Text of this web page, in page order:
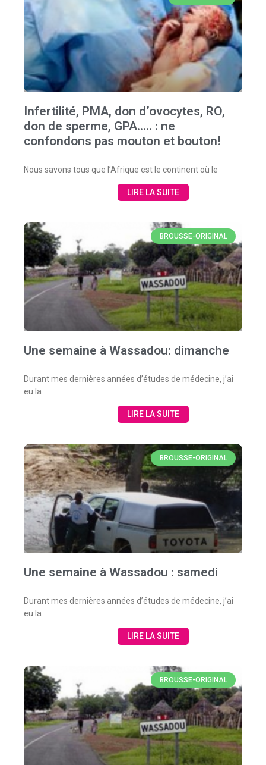
Infertilité, PMA, don d’ovocytes, RO,
don de sperme, GPA….. : ne
confondons pas mouton et bouton!
Nous savons tous que l’Afrique est le continent où le
LIRE LA SUITE
BROUSSE-ORIGINAL
Une semaine à Wassadou: dimanche
Durant mes dernières années d’études de médecine, j’ai
eu la
LIRE LA SUITE
BROUSSE-ORIGINAL
Une semaine à Wassadou : samedi
Durant mes dernières années d’études de médecine, j’ai
eu la
LIRE LA SUITE
BROUSSE-ORIGINAL